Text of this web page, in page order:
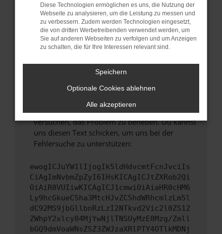
Stelle sicher, dass dein Browser und dein
Betriebssystem auf dem neuesten Stand
sind.
Veraltete Software birgt nicht nur ein
Sicherheitsrisiko, sondern kann auch dazu
führen, dass bestimmte Funktionen nicht mehr
unterstützt werden.
Wende dich an den Webseitenbetreiber.
Wenn du alle oben genannten Schritte versucht
hast, kontaktiere uns bitte. Wir werden
versuchen, das Problem zu beheben. Du kannst
uns diesen Text schicken, um uns bei der
Fehlersuche zu unterstützen:
ewogICJuYW1lIjogIk5ldHdvcmtFcnJvciIs
CiAgImNvbmZpZyI6IHsKICAgICJtZXRob2Qi
OiAiR0VUIiwKICAgICJ1cmwiOiAiaHR0cHM6
Ly9hcGkueC5ha3MtcHJvZC5hdWRhcmlzLm5l
dC92MS9jbGllbnRzLzI2NTkvd2Vic2l0ZS12
ZWhpY2xlcy84MjYwNjlTNSUyMzE0Mzg/Zmll
bGQ9dmVoaWNsZSZ3ZWJzaXRlPTY4OTlkMDNj
Diese Technologien ermöglichen es uns, die Nutzung der
Webseite zu analysieren, um die Leistung zu messen und
zu verbessern. Zudem werden Technologien eingesetzt,
die von dritten Werbetreibenden verwendet werden, um
Sie auf anderen Webseiten zu verfolgen und um Anzeigen
zu schalten, die für Ihre Interessen relevant sind.
Speichern
Optionale Cookies ablehnen
Alle akzeptieren